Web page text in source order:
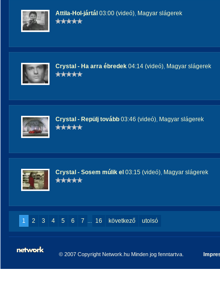
Attila-Hol-jártál 03:00 (videó), Magyar slágerek
Crystal - Ha arra ébredek 04:14 (videó), Magyar slágerek
Crystal - Repülj tovább 03:46 (videó), Magyar slágerek
Crystal - Sosem múlik el 03:15 (videó), Magyar slágerek
1 2 3 4 5 6 7 ... 16 következő utolsó
© 2007 Copyright Network.hu Minden jog fenntartva.